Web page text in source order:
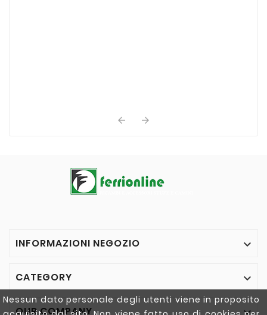
Nessun dato personale degli utenti viene in proposito
 
INFORMAZIONI NEGOZIO 
CATEGORY 
OUR COMPANY